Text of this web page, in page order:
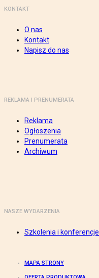
KONTAKT
O nas
Kontakt
Napisz do nas
REKLAMA I PRENUMERATA
Reklama
Ogłoszenia
Prenumerata
Archiwum
NASZE WYDARZENIA
Szkolenia i konferencje
MAPA STRONY